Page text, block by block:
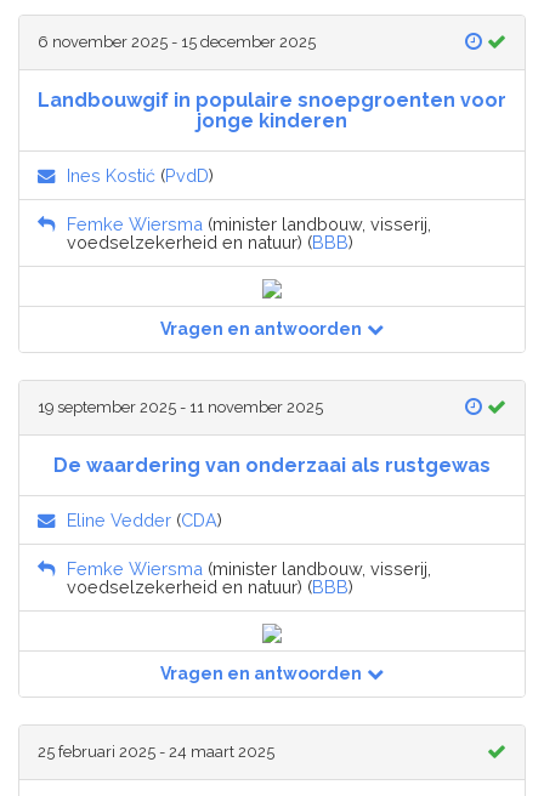
6 november 2025 - 15 december 2025
Landbouwgif in populaire snoepgroenten voor
jonge kinderen
Ines Kostić (PvdD)
Femke Wiersma (minister landbouw, visserij,
voedselzekerheid en natuur) (BBB)
Vragen en antwoorden
19 september 2025 - 11 november 2025
De waardering van onderzaai als rustgewas
Eline Vedder (CDA)
Femke Wiersma (minister landbouw, visserij,
voedselzekerheid en natuur) (BBB)
Vragen en antwoorden
25 februari 2025 - 24 maart 2025